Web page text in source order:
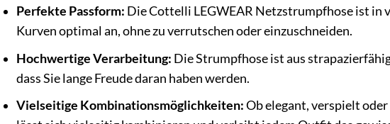
Perfekte Passform: Die Cottelli LEGWEAR Netzstrumpfhose ist in
Kurven optimal an, ohne zu verrutschen oder einzuschneiden.
Hochwertige Verarbeitung: Die Strumpfhose ist aus
dass Sie lange Freude daran haben werden.
Vielseitige Kombinationsmöglichkeiten:Ob elegant, verspielt